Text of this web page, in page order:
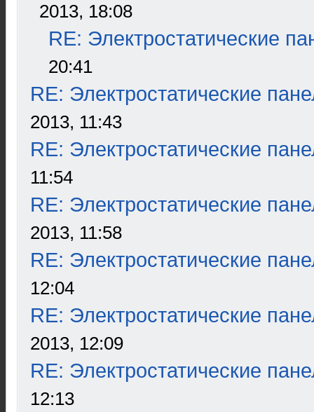
2013, 18:08
RE: Электростатические
20:41
RE: Электростатические
2013, 11:43
RE: Электростатические
11:54
RE: Электростатические
2013, 11:58
RE: Электростатические
12:04
RE: Электростатические
2013, 12:09
RE: Электростатические
12:13